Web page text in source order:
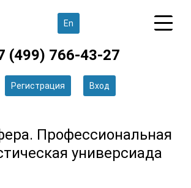
En
(499) 766-43-27
Регистрация Вход
Профессиональная
универсиада